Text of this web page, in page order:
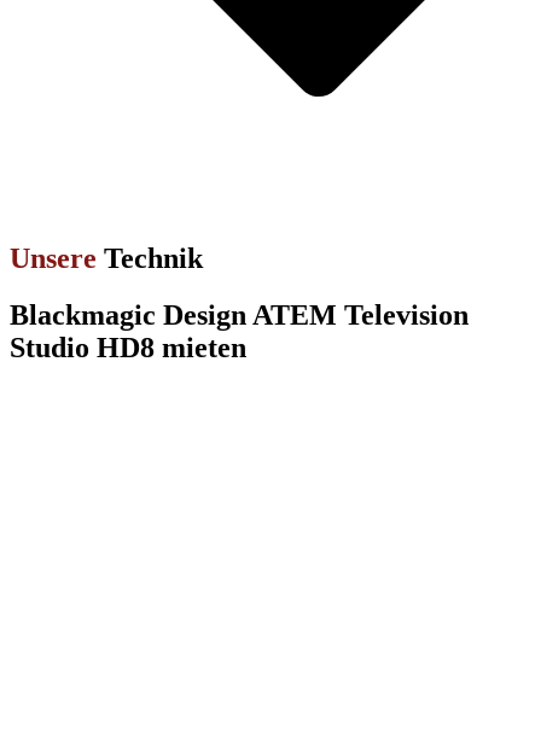
Unsere Technik
Blackmagic Design ATEM Television
Studio HD8 mieten